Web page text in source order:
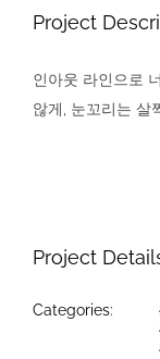
Project
인아웃 라인으로
않게, 눈꼬리는 살
Project
Categories: